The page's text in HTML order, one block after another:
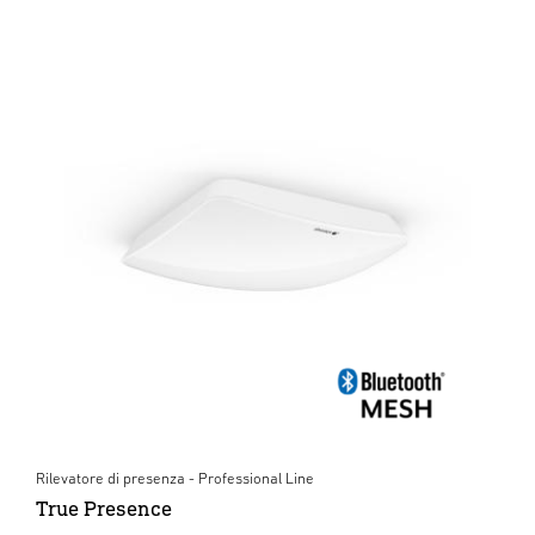
Rilevatore di presenza - Professional Line
True Presence